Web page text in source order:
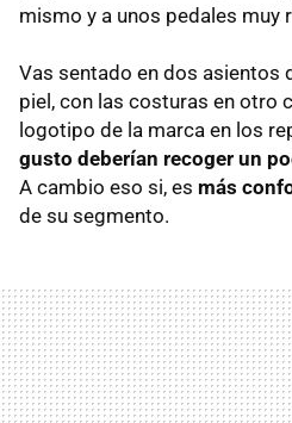
mismo y a unos pedales muy
Vas sentado en dos asientos
piel, con las costuras en otro
logotipo de la marca en los
gusto deberían recoger un
A cambio eso si, es más
de su segmento.